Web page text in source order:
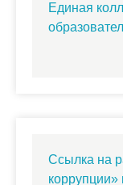
Единая
Ссылка на
коррупции»